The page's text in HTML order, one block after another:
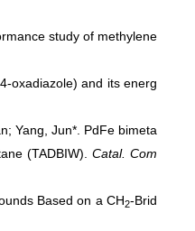
study of methylene
oxadiazole) and its energ
Yang, Jun*. PdFe bimeta
(TADBIW).Catal. Com
Based on a CH2-Brid